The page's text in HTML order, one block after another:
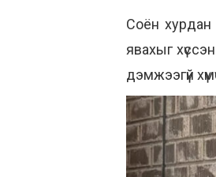
Соён хурдан
явахыг
дэмжээгүй